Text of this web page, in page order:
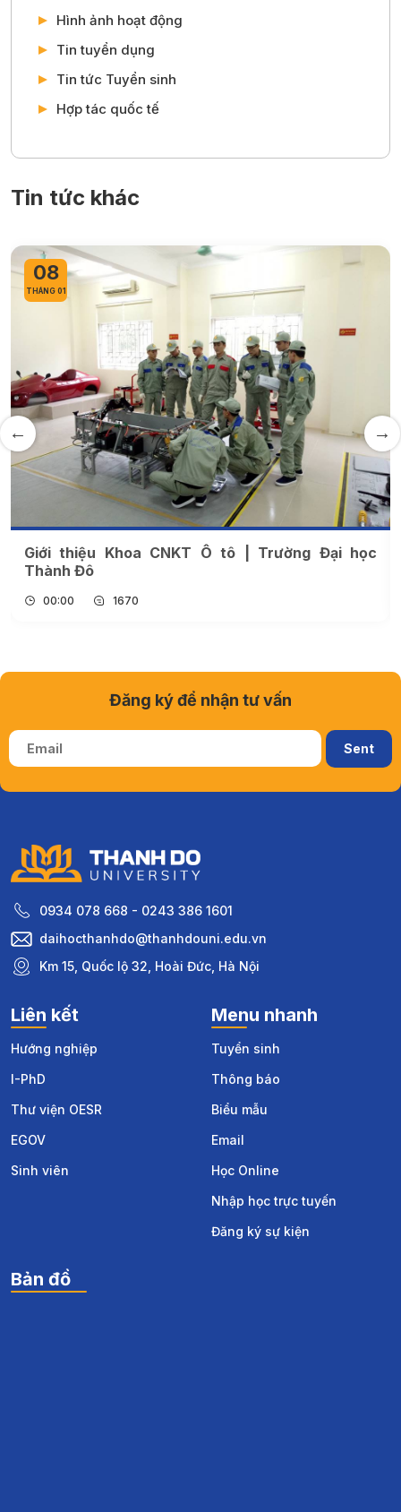
Hình ảnh hoạt động
Tin tuyển dụng
Tin tức Tuyển sinh
Hợp tác quốc tế
Tin tức khác
07
THÁNG 01
Giới thiệu Khoa Kinh tế | Trường Đại học Thành
Đô
00:00 909
0934 078 668 - 0243 386 1601
daihocthanhdo@thanhdouni.edu.vn
Km 15, Quốc lộ 32, Hoài Đức, Hà Nội
Liên kết
Hướng nghiệp
I-PhD
Thư viện OESR
EGOV
Sinh viên
Menu nhanh
Tuyển sinh
Thông báo
Biểu mẫu
Email
Học Online
Nhập học trực tuyến
Đăng ký sự kiện
Bản đồ
Đăng ký để nhận tư vấn